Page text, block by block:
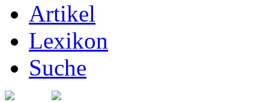
Artikel
Lexikon
Suche